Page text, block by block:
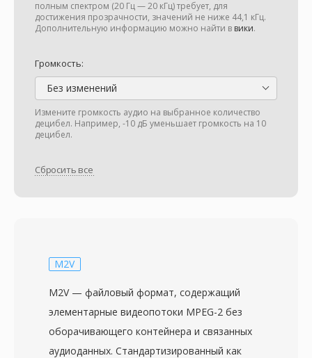
полным спектром (20 Гц — 20 кГц) требует, для
достижения прозрачности, значений не ниже 44,1 кГц.
Дополнительную информацию можно найти в вики.
Громкость:
Без изменений
Измените громкость аудио на выбранное количество
децибел. Например, -10 дБ уменьшает громкость на 10
децибел.
Сбросить все
M2V
M2V — файловый формат, содержащий
элементарные видеопотоки MPEG-2 без
оборачивающего контейнера и связанных
аудиоданных. Стандартизированный как